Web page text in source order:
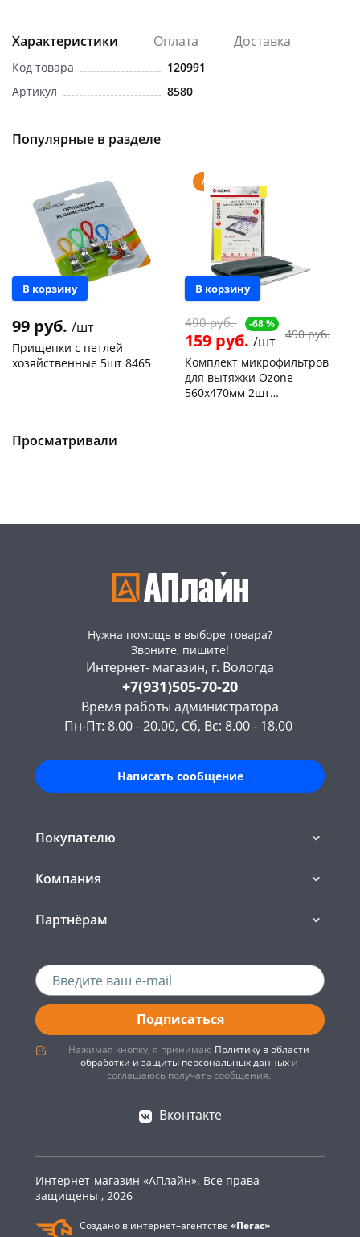
Характеристики Оплата Доставка
Код товара
120991
Артикул
8580
Популярные в разделе
В корзину
99 руб. /шт
Прищепки с петлей
хозяйственные 5шт 8465
Пошехонское ш, 18
Акция
В корзину
490 руб. -68 %
159 руб. /шт
490 руб.
Комплект микрофильтров
для вытяжки Ozone
560х470мм 2шт
Просматривали
Нужна помощь в выборе товара?
Звоните, пишите!
Интернет- магазин, г. Вологда
+7(931)505-70-20
Время работы администратора
Пн-Пт: 8.00 - 20.00, Сб, Вс: 8.00 - 18.00
Написать сообщение
Покупателю
Компания
Партнёрам
Подписаться
Нажимая кнопку, я принимаю Политику в области
обработки и защиты персональных данныхи
соглашаюсь получать сообщения.
Вконтакте
Интернет-магазин «АПлайн». Все права
защищены , 2026
Создано в интернет–агентстве «Пегас»